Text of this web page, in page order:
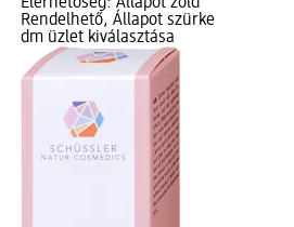
Rendelhető, Állapot szürke
dm üzlet kiválasztása